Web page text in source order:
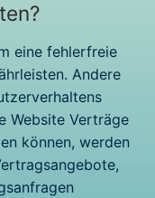
eine fehlerfreie
Andere
Website Verträge
können, werden